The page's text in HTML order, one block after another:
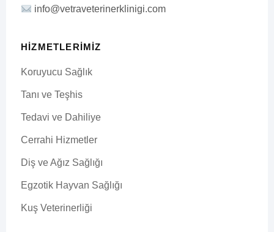
info@vetraveterinerklinigi.com
HIZMETLERIMIZ
Koruyucu Sağlık
Tanı ve Teşhis
Tedavi ve Dahiliye
Cerrahi Hizmetler
Diş ve Ağız Sağlığı
Egzotik Hayvan Sağlığı
Kuş Veterinerliği